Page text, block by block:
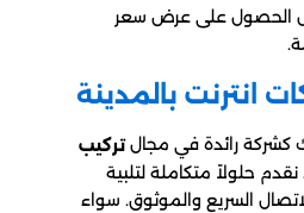
الحصول على عرض سعر
انترنت بالمدينة
رائدة في مجالتركيب
نقدم حلولاً متكاملة لتلبية
السريع والموثوق. سواء